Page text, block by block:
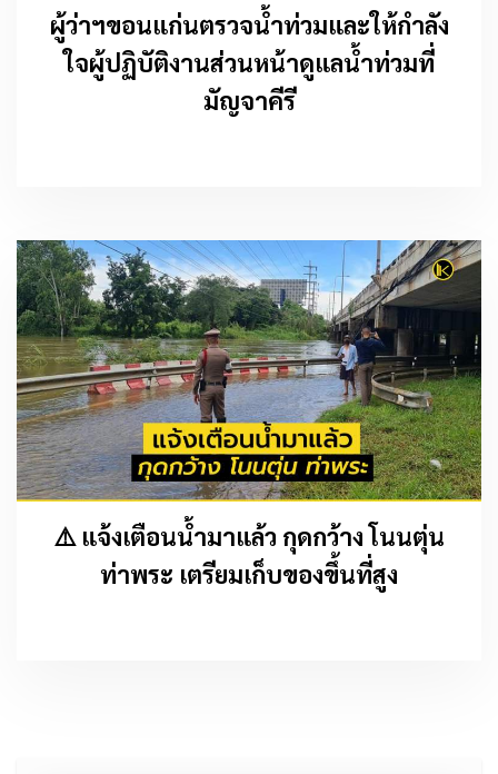
ผู้ว่าฯขอนแก่นตรวจน้ำท่วมและให้กำลัง
ใจผู้ปฏิบัติงานส่วนหน้าดูแลน้ำท่วมที่
มัญจาคีรี
⚠️ แจ้งเตือนน้ำมาแล้ว กุดกว้าง โนนตุ่น
ท่าพระ เตรียมเก็บของขึ้นที่สูง